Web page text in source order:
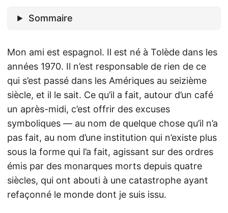
Sommaire
Mon ami est espagnol. Il est né à Tolède dans les
années 1970. Il n’est responsable de rien de ce
qui s’est passé dans les Amériques au seizième
siècle, et il le sait. Ce qu’il a fait, autour d’un café
un après-midi, c’est offrir des excuses
symboliques — au nom de quelque chose qu’il n’a
pas fait, au nom d’une institution qui n’existe plus
sous la forme qui l’a fait, agissant sur des ordres
émis par des monarques morts depuis quatre
siècles, qui ont abouti à une catastrophe ayant
refaçonné le monde dont je suis issu.